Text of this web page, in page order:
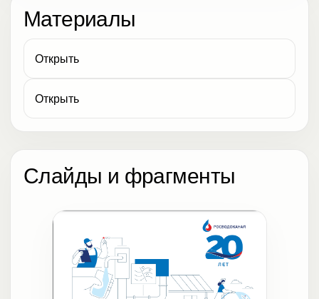
Материалы
Открыть
Открыть
Слайды и фрагменты